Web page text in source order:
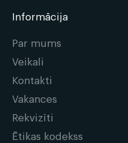
Informācija
Par mums
Veikali
Kontakti
Vakances
Rekvizīti
Ētikas kodekss